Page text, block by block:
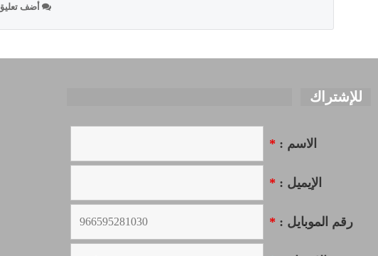
أضف
للإشتراك
الاسم : *
الإيميل : *
رقم الموبايل : *